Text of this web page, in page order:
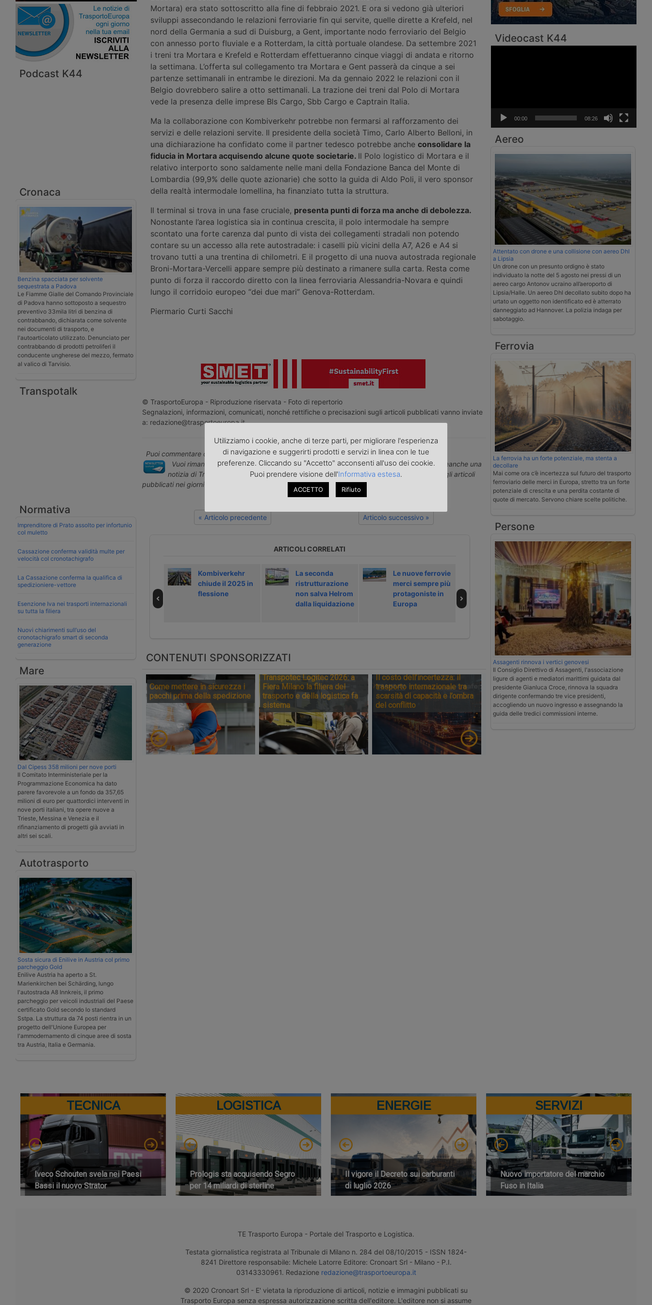
Podcast K44
Cronaca
Benzina spacciata per solvente
sequestrata a Padova
Le Fiamme Gialle del Comando Provinciale
di Padova hanno sottoposto a sequestro
preventivo 33mila litri di benzina di
contrabbando, dichiarata come solvente
nei documenti di trasporto, e
l'autoarticolato utilizzato. Denunciato per
contrabbando di prodotti petroliferi il
conducente ungherese del mezzo, fermato
al valico di Tarvisio.
Transpotalk
Normativa
Imprenditore di Prato assolto per infortunio
col muletto
Cassazione conferma validità multe per
velocità col cronotachigrafo
La Cassazione conferma la qualifica di
spedizioniere-vettore
Esenzione Iva nei trasporti internazionali
su tutta la filiera
Nuovi chiarimenti sull’uso del
cronotachigrafo smart di seconda
generazione
Mare
Dal Cipess 358 milioni per nove porti
Il Comitato Interministeriale per la
Programmazione Economica ha dato
parere favorevole a un fondo da 357,65
milioni di euro per quattordici interventi in
nove porti italiani, tra opere nuove a
Trieste, Messina e Venezia e il
rifinanziamento di progetti già avviati in
altri sei scali.
Autotrasporto
Sosta sicura di Enilive in Austria col primo
parcheggio Gold
Enilive Austria ha aperto a St.
Marienkirchen bei Schärding, lungo
l'autostrada A8 Innkreis, il primo
parcheggio per veicoli industriali del Paese
certificato Gold secondo lo standard
Sstpa. La struttura da 74 posti rientra in un
progetto dell'Unione Europea per
l'ammodernamento di cinque aree di sosta
tra Austria, Italia e Germania.
Mortara) era stato sottoscritto alla fine di febbraio 2021. E ora si vedono già ulteriori
sviluppi assecondando le relazioni ferroviarie fin qui servite, quelle dirette a Krefeld, nel
nord della Germania a sud di Duisburg, a Gent, importante nodo ferroviario del Belgio
con annesso porto fluviale e a Rotterdam, la città portuale olandese. Da settembre 2021
i treni tra Mortara e Krefeld e Rotterdam effettueranno cinque viaggi di andata e ritorno
la settimana. L’offerta sul collegamento tra Mortara e Gent passerà da cinque a sei
partenze settimanali in entrambe le direzioni. Ma da gennaio 2022 le relazioni con il
Belgio dovrebbero salire a otto settimanali. La trazione dei treni dal Polo di Mortara
vede la presenza delle imprese Bls Cargo, Sbb Cargo e Captrain Italia.
Ma la collaborazione con Kombiverkehr potrebbe non fermarsi al rafforzamento dei
servizi e delle relazioni servite. Il presidente della società Timo, Carlo Alberto Belloni, in
una dichiarazione ha confidato come il partner tedesco potrebbe anche consolidare la
fiducia in Mortara acquisendo alcune quote societarie. Il Polo logistico di Mortara e il
relativo interporto sono saldamente nelle mani della Fondazione Banca del Monte di
Lombardia (99,9% delle quote azionarie) che sotto la guida di Aldo Poli, il vero sponsor
della realtà intermodale lomellina, ha finanziato tutta la struttura.
Il terminal si trova in una fase cruciale, presenta punti di forza ma anche di debolezza.
Nonostante l’area logistica sia in continua crescita, il polo intermodale ha sempre
scontato una forte carenza dal punto di vista dei collegamenti stradali non potendo
contare su un accesso alla rete autostradale: i caselli più vicini della A7, A26 e A4 si
trovano tutti a una trentina di chilometri. E il progetto di una nuova autostrada regionale
Broni-Mortara-Vercelli appare sempre più destinato a rimanere sulla carta. Resta come
punto di forza il raccordo diretto con la linea ferroviaria Alessandria-Novara e quindi
lungo il corridoio europeo “dei due mari” Genova-Rotterdam.
Piermario Curti Sacchi
© TrasportoEuropa - Riproduzione riservata - Foto di repertorio
Segnalazioni, informazioni, comunicati, nonché rettifiche o precisazioni sugli articoli pubblicati vanno inviate
a: redazione@trasportoeuropa.it
Puoi commentare questo articolo nellapagina Facebook di TrasportoEuropa
Vuoi rimanere aggiornato sulle ultime novità sul trasporto e la logistica e non perderti neanche una
notizia di TrasportoEuropa?Iscriviti alla nostra Newslettercon l'elenco ed i link di tutti gli articoli
pubblicati nei giorni precedenti l'invio. Gratuita e NO SPAM!
« Articolo precedente Articolo successivo »
ARTICOLI CORRELATI
dell’autostrada
Novara-Friburgo
la nuova Direttiva
sui camion
Kombiverkehr
chiude il 2025 in
flessione
La seconda
ristrutturazione
non salva Helrom
dalla liquidazione
Le nuove ferrovie
merci sempre più
protagoniste in
Europa
L’intermodale
europeo
cresciuto nel
2025 anche se
ostacolato dai
cantieri
Nuovo
collegamento
ferroviario
Bologna-
Marcianise
CONTENUTI SPONSORIZZATI
Come mettere in sicurezza i
pacchi prima della spedizione
Transpotec Logitec 2026: a
Fiera Milano la filiera del
trasporto e della logistica fa
sistema
Il costo dell’incertezza: il
trasporto internazionale tra
scarsità di capacità e l’ombra
del conflitto
Videocast K44
00:00 08:26
Aereo
Attentato con drone e una collisione con aereo Dhl
a Lipsia
Un drone con un presunto ordigno è stato
individuato la notte del 5 agosto nei pressi di un
aereo cargo Antonov ucraino all’aeroporto di
Lipsia/Halle. Un aereo Dhl decollato subito dopo ha
urtato un oggetto non identificato ed è atterrato
danneggiato ad Hannover. La polizia indaga per
sabotaggio.
Ferrovia
La ferrovia ha un forte potenziale, ma stenta a
decollare
Mai come ora c’è incertezza sul futuro del trasporto
ferroviario delle merci in Europa, stretto tra un forte
potenziale di crescita e una perdita costante di
quote di mercato. Servono chiare scelte politiche.
Persone
Assagenti rinnova i vertici genovesi
Il Consiglio Direttivo di Assagenti, l'associazione
ligure di agenti e mediatori marittimi guidata dal
presidente Gianluca Croce, rinnova la squadra
dirigente confermando tre vice presidenti,
accogliendo un nuovo ingresso e assegnando la
guida delle tredici commissioni interne.
TECNICA
Iveco Schouten svela nei Paesi
Bassi il nuovo Strator
LOGISTICA
Prologis sta acquisendo Segro
per 14 miliardi di sterline
ENERGIE
Il vigore il Decreto sui carburanti
di luglio 2026
SERVIZI
Nuovo importatore del marchio
Fuso in Italia
TE Trasporto Europa - Portale del Trasporto e Logistica.
Testata giornalistica registrata al Tribunale di Milano n. 284 del 08/10/2015 - ISSN 1824-
8241 Direttore responsabile: Michele Latorre Editore: Cronoart Srl - Milano - P.I.
03143330961. Redazione redazione@trasportoeuropa.it
© 2020 Cronoart Srl - E' vietata la riproduzione di articoli, notizie e immagini pubblicati su
Trasporto Europa senza espressa autorizzazione scritta dell'editore. L'editore non si assume
Utilizziamo i cookie, anche di terze parti, per migliorare l'esperienza
di navigazione e suggerirti prodotti e servizi in linea con le tue
preferenze. Cliccando su "Accetto" acconsenti all'uso dei cookie.
Puoi prendere visione dell'Informativa estesa.
ACCETTO Rifiuto